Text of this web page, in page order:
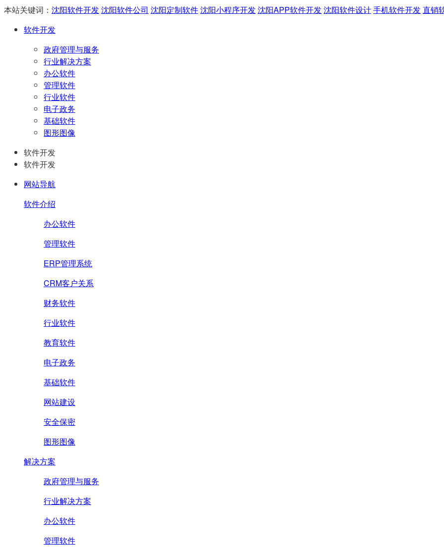
本站关键词： 沈阳软件开发沈阳软件公司 沈阳定制软件沈阳小程序开发沈阳APP软件开发沈阳软件设计手机软件开发直销
软件开发
政府管理与服务
行业解决方案
办公软件
管理软件
行业软件
电子政务
基础软件
图形图像
软件开发
软件开发
网站导航
软件介绍
办公软件
管理软件
ERP管理系统
CRM客户关系
财务软件
行业软件
教育软件
电子政务
基础软件
网站建设
安全保密
图形图像
解决方案
政府管理与服务
行业解决方案
办公软件
管理软件